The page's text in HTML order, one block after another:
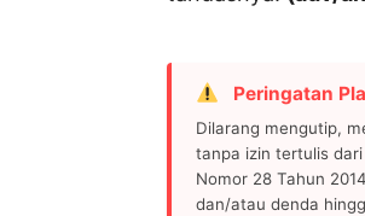
Peringatan
Dilarang mengutip,
tanpa izin tertulis
Nomor 28 Tahun
dan/atau denda